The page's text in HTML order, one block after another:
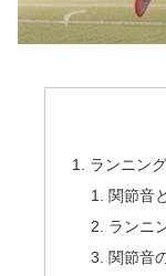
ランニン
関節音
ランニ
関節音